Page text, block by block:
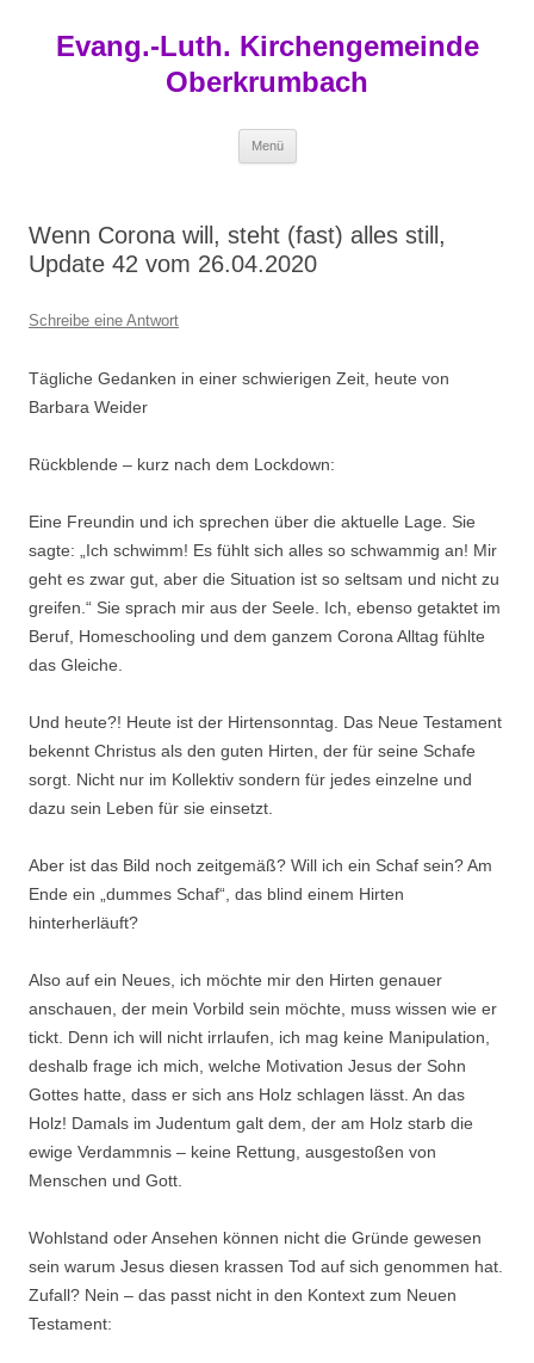
springen
Evang.-Luth. Kirchengemeinde
Oberkrumbach
Menü
Wenn Corona will, steht (fast) alles still,
Update 42 vom 26.04.2020
Schreibe eine Antwort
Tägliche Gedanken in einer schwierigen Zeit, heute von
Barbara Weider
Rückblende – kurz nach dem Lockdown:
Eine Freundin und ich sprechen über die aktuelle Lage. Sie
sagte: „Ich schwimm! Es fühlt sich alles so schwammig an! Mir
geht es zwar gut, aber die Situation ist so seltsam und nicht zu
greifen.“ Sie sprach mir aus der Seele. Ich, ebenso getaktet im
Beruf, Homeschooling und dem ganzem Corona Alltag fühlte
das Gleiche.
Und heute?! Heute ist der Hirtensonntag. Das Neue Testament
bekennt Christus als den guten Hirten, der für seine Schafe
sorgt. Nicht nur im Kollektiv sondern für jedes einzelne und
dazu sein Leben für sie einsetzt.
Aber ist das Bild noch zeitgemäß? Will ich ein Schaf sein? Am
Ende ein „dummes Schaf“, das blind einem Hirten
hinterherläuft?
Also auf ein Neues, ich möchte mir den Hirten genauer
anschauen, der mein Vorbild sein möchte, muss wissen wie er
tickt. Denn ich will nicht irrlaufen, ich mag keine Manipulation,
deshalb frage ich mich, welche Motivation Jesus der Sohn
Gottes hatte, dass er sich ans Holz schlagen lässt. An das
Holz! Damals im Judentum galt dem, der am Holz starb die
ewige Verdammnis – keine Rettung, ausgestoßen von
Menschen und Gott.
Wohlstand oder Ansehen können nicht die Gründe gewesen
sein warum Jesus diesen krassen Tod auf sich genommen hat.
Zufall? Nein – das passt nicht in den Kontext zum Neuen
Testament: